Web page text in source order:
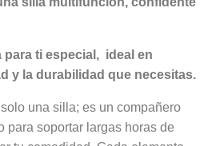
para ti especial, ideal en
y la durabilidad que necesitas.
una silla; es un compañero
para soportar largas horas de